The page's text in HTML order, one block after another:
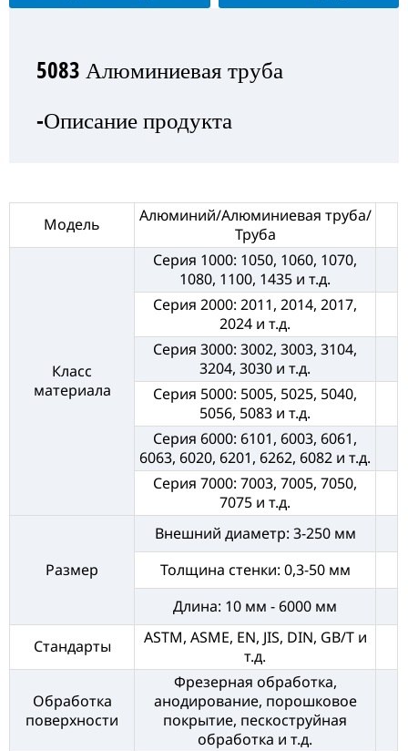
5083 Алюминиевая труба
-Описание продукта
Модель
Алюминий/Алюминиевая труба/
Труба
Класс
материала
Серия 1000: 1050, 1060, 1070,
1080, 1100, 1435 и т.д.
Серия 2000: 2011, 2014, 2017,
2024 и т.д.
Серия 3000: 3002, 3003, 3104,
3204, 3030 и т.д.
Серия 5000: 5005, 5025, 5040,
5056, 5083 и т.д.
Серия 6000: 6101, 6003, 6061,
6063, 6020, 6201, 6262, 6082 и т.д.
Серия 7000: 7003, 7005, 7050,
7075 и т.д.
Размер
Внешний диаметр: 3-250 мм
Толщина стенки: 0,3-50 мм
Длина: 10 мм - 6000 мм
Стандарты
ASTM, ASME, EN, JIS, DIN, GB/T и
т.д.
Обработка
поверхности
Фрезерная обработка,
анодирование, порошковое
покрытие, пескоструйная
обработка и т.д.
5083 Алюминиевая труба
—Выставка продукта
5083 Алюминиевая труба
— Заводская мастерская
5083 Алюминиевая труба
-Упаковка продукта